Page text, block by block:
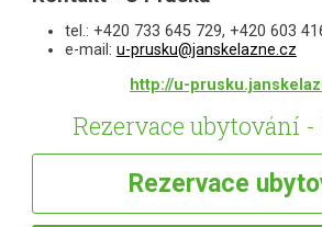
tel.: +420 733 645 729, +420 603
e-mail: u-prusku@janskelazne.cz
http://u-
Rezervace ubytování -
Rezervace